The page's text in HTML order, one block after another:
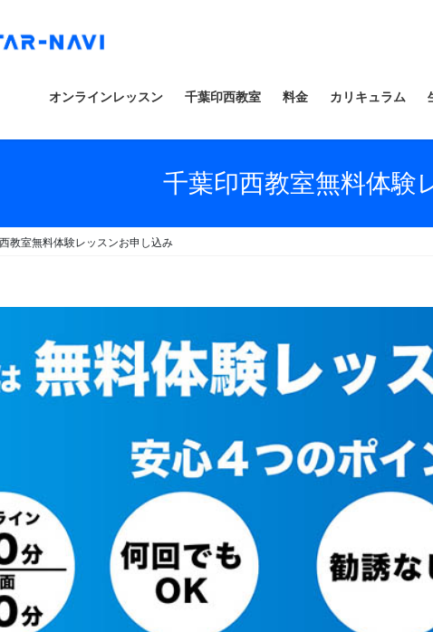
オンラインレッスン 千葉印西教室 料金 カリキュラム
千葉印西教室無料体験
教室無料体験レッスンお申し込み